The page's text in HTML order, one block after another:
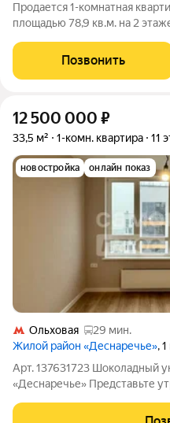
Продается 1-комнатная
площадью 78,9 кв.м. на 2
площадью 3,7 га расположен
воплощает новую концепцию
Позвонить
12 500 000 ₽
33,5 м² 1-комн. квартира 11
новостройка онлайн показ
Ольховая
29 мин.
Жилой район «Деснаречье»,
Арт. 137631723 Шоколадный
«Деснаречье» Представьте
бульвара и бесконечное небо